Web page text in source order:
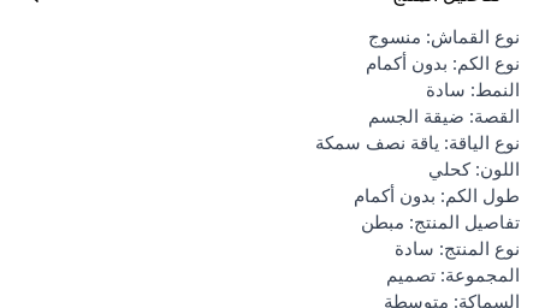
نوع القماش: منسوج
نوع الكم: بدون أكمام
النمط: سادة
القصة: ضيقة الجسم
نوع الياقة: ياقة نصف سمكة
اللون: كحلي
طول الكم: بدون أكمام
تفاصيل المنتج: مبطن
نوع المنتج: سادة
المجموعة: تصميم
السماكة: متوسطة